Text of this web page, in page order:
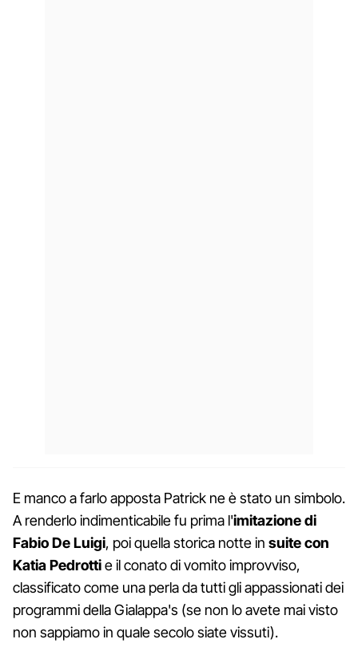
E manco a farlo apposta Patrick ne è stato un simbolo.
A renderlo indimenticabile fu prima l'imitazione di
Fabio De Luigi, poi quella storica notte in suite con
Katia Pedrottie il conato di vomito improvviso,
classificato come una perla da tutti gli appassionati dei
programmi della Gialappa's (se non lo avete mai visto
non sappiamo in quale secolo siate vissuti).